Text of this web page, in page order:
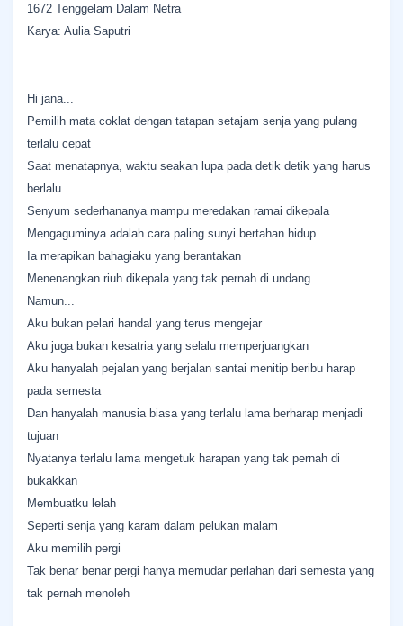
1672 Tenggelam Dalam Netra
Karya: Aulia Saputri
Hi jana...
Pemilih mata coklat dengan tatapan setajam senja yang pulang
terlalu cepat
Saat menatapnya, waktu seakan lupa pada detik detik yang harus
berlalu
Senyum sederhananya mampu meredakan ramai dikepala
Mengaguminya adalah cara paling sunyi bertahan hidup
Ia merapikan bahagiaku yang berantakan
Menenangkan riuh dikepala yang tak pernah di undang
Namun...
Aku bukan pelari handal yang terus mengejar
Aku juga bukan kesatria yang selalu memperjuangkan
Aku hanyalah pejalan yang berjalan santai menitip beribu harap
pada semesta
Dan hanyalah manusia biasa yang terlalu lama berharap menjadi
tujuan
Nyatanya terlalu lama mengetuk harapan yang tak pernah di
bukakkan
Membuatku lelah
Seperti senja yang karam dalam pelukan malam
Aku memilih pergi
Tak benar benar pergi hanya memudar perlahan dari semesta yang
tak pernah menoleh